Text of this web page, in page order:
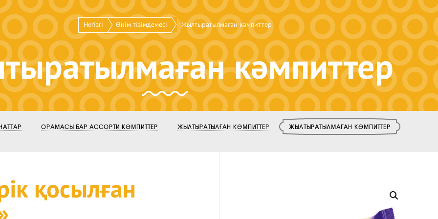
Негізгі Өнім тізімдемесі Жылтыратылмаған кәмпиттер
кәмпиттер
ОРАМАСЫ БАР АССОРТИ КӘМПИТТЕР ЖЫЛТЫРАТЫЛҒАН КӘМПИТТЕР ЖЫЛТЫРАТЫЛМАҒАН КӘМПИТТЕР
қосылған